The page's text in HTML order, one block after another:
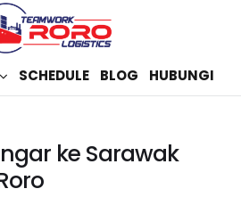
SCHEDULE BLOG HUBUNGI
ke Sarawak